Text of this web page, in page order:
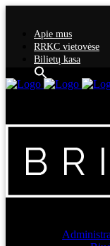
Apie mus
RRKC vietovėse
Bilietų kasa